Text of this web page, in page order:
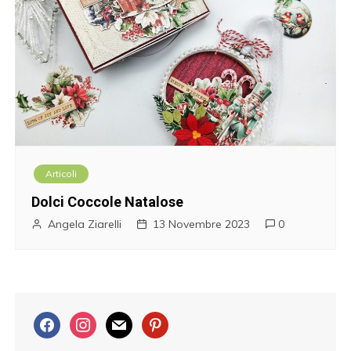
Articoli
Dolci Coccole Natalose
Angela Ziarelli 13 Novembre 2023 0
f
a
i
n
m
a
p